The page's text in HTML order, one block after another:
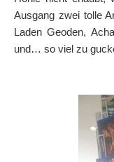
Ausgang zwei tolle
Laden Geoden,
und… so viel zu